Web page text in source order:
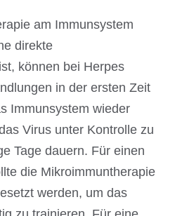
am Immunsystem
direkte
können bei Herpes
in der ersten Zeit
Immunsystem wieder
Virus unter Kontrolle zu
Tage dauern. Für einen
die Mikroimmuntherapie
werden, um das